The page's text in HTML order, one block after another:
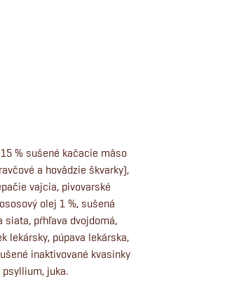
% sušené kačacie mäso
a hovädzie škvarky),
vajcia, pivovarské
olej 1 %, sušená
siata, pŕhľava dvojdomá,
lekársky, púpava lekárska,
inaktivované kvasinky
psyllium, juka.